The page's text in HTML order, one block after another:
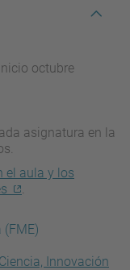
octubre
asignatura en la
el aula y los
.
Innovación